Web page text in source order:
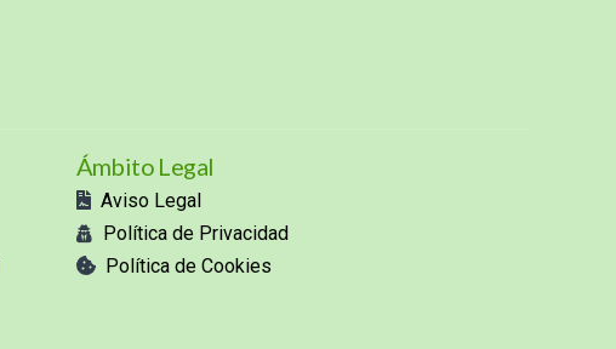
Ámbito Legal
Aviso Legal
Política de Privacidad
Política de Cookies